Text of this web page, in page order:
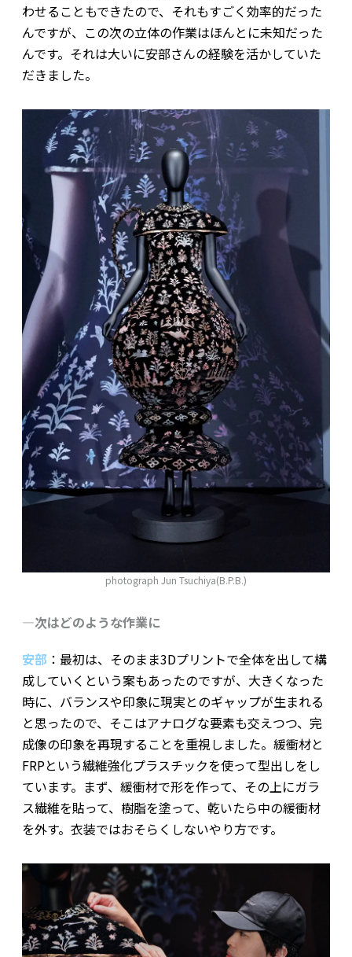
わせることもできたので、それもすごく効率的だった
んですが、この次の立体の作業はほんとに未知だった
んです。それは大いに安部さんの経験を活かしていた
だきました。
photograph Jun Tsuchiya(B.P.B.)
―次はどのような作業に
安部 ：最初は、そのまま3Dプリントで全体を出して構
成していくという案もあったのですが、大きくなった
時に、バランスや印象に現実とのギャップが生まれる
と思ったので、そこはアナログな要素も交えつつ、完
成像の印象を再現することを重視しました。緩衝材と
FRPという繊維強化プラスチックを使って型出しをし
ています。まず、緩衝材で形を作って、その上にガラ
ス繊維を貼って、樹脂を塗って、乾いたら中の緩衝材
を外す。衣装ではおそらくしないやり方です。